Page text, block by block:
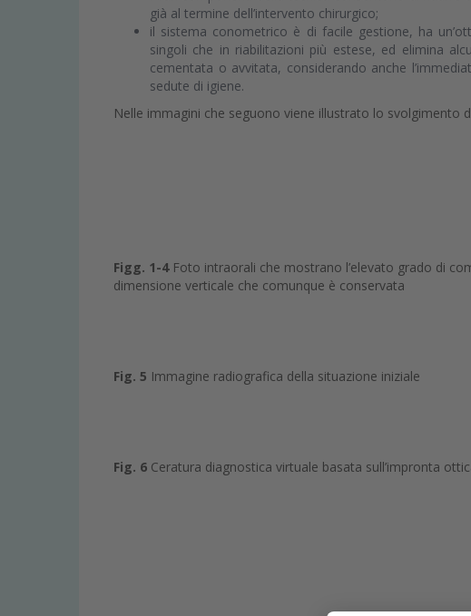
già al termine dell’intervento chirurgico;
il sistema conometrico è di facile gestione, ha
singoli che in riabilitazioni più estese, ed elimina
cementata o avvitata, considerando anche
sedute di igiene.
Nelle immagini che seguono viene illustrato lo svolgimento
Figg. 1-4Foto intraorali che mostrano l’elevato grado di
dimensione verticale che comunque è conservata
Fig. 5 Immagine radiografica della situazione iniziale
Fig. 6 Ceratura diagnostica virtuale basata sull’impronta